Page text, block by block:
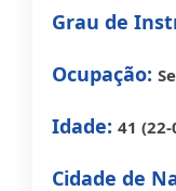
Grau de
Ocupação:
Idade: 41
Cidade de